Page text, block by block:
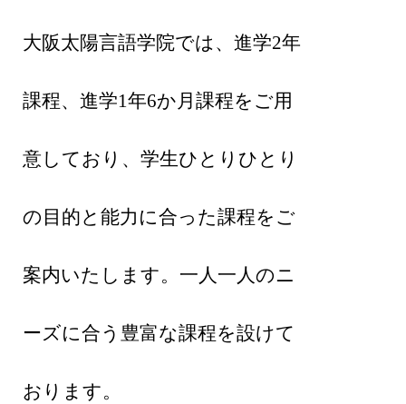
大阪太陽言語学院では、進学2年
課程、進学1年6か月課程をご用
意しており、学生ひとりひとり
の目的と能力に合った課程をご
案内いたします。一人一人のニ
ーズに合う豊富な課程を設けて
おります。